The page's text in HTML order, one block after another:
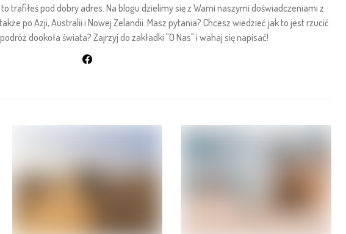
trafiłeś pod dobry adres. Na blogu dzielimy się z Wami naszymi doświadczeniami z
po Azji, Australii i Nowej Zelandii. Masz pytania? Chcesz wiedzieć jak to jest rzucić
dookoła świata? Zajrzyj do zakładki "O Nas" i wahaj się napisać!